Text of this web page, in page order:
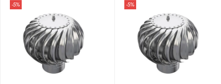
-5% -5%